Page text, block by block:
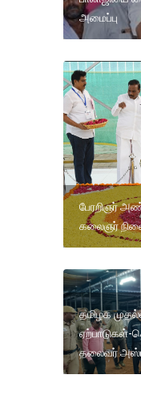
அமைப்பு
பேரறிஞர்
கலைஞர்
தமிழக
தலைவர்